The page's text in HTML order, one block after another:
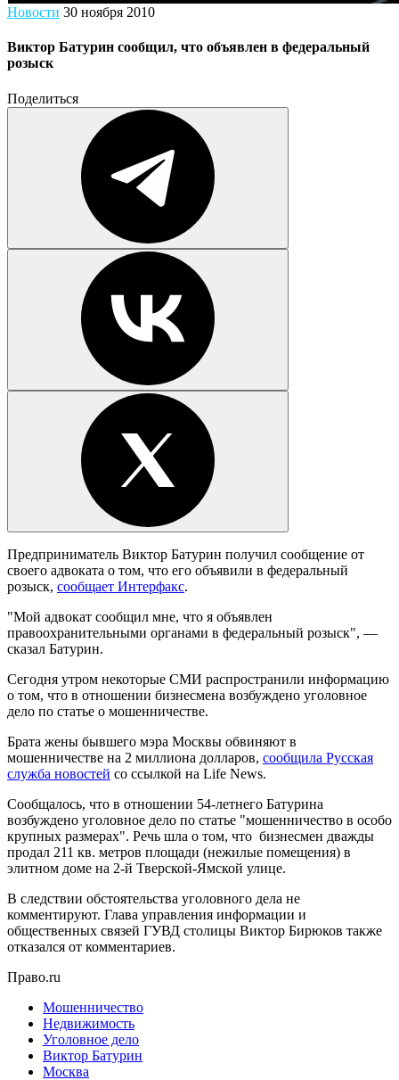
Новости 30 ноября 2010
Виктор Батурин сообщил, что объявлен в федеральный
розыск
Поделиться
Предприниматель Виктор Батурин получил сообщение от
своего адвоката о том, что его объявили в федеральный
розыск, сообщает Интерфакс.
"Мой адвокат сообщил мне, что я объявлен
правоохранительными органами в федеральный розыск", —
сказал Батурин.
Сегодня утром некоторые СМИ распространили информацию
о том, что в отношении бизнесмена возбуждено уголовное
дело по статье о мошенничестве.
Брата жены бывшего мэра Москвы обвиняют в
мошенничестве на 2 миллиона долларов, сообщила Русская
служба новостей со ссылкой на Life News.
Сообщалось, что в отношении 54-летнего Батурина
возбуждено уголовное дело по статье "мошенничество в особо
крупных размерах". Речь шла о том, что бизнесмен дважды
продал 211 кв. метров площади (нежилые помещения) в
элитном доме на 2-й Тверской-Ямской улице.
В следствии обстоятельства уголовного дела не
комментируют. Глава управления информации и
общественных связей ГУВД столицы Виктор Бирюков также
отказался от комментариев.
Право.ru
Мошенничество
Недвижимость
Уголовное дело
Виктор Батурин
Москва